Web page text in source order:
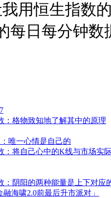
用恒生指数
每日每分钟
：格物致知地了解其中的原理
唯一心情是自己的
：将自己心中的K线与市场实
：阴阳的两种能量是上下对应
海啸2.0前最后升市派对」